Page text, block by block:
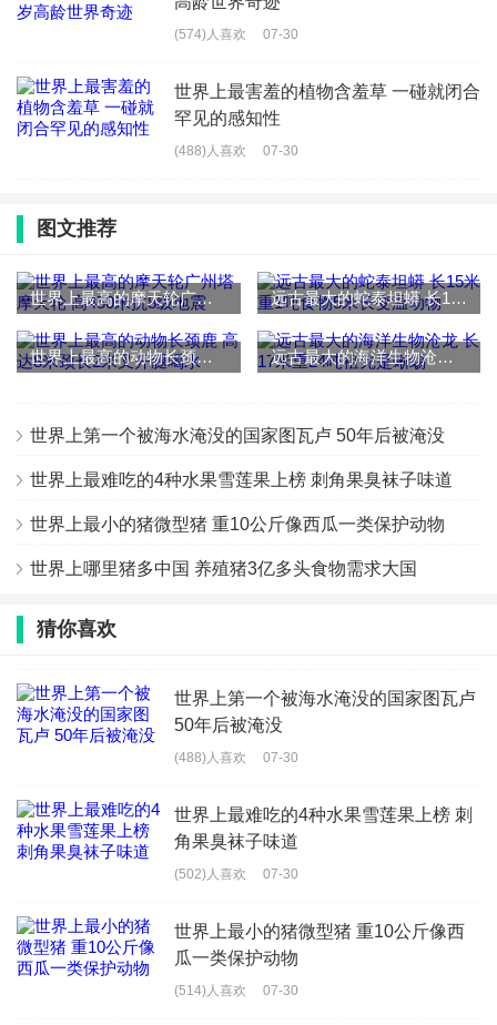
(574)人喜欢 07-30
世界上最害羞的植物含羞草 一碰就闭合
罕见的感知性
(488)人喜欢 07-30
图文推荐
世界上最高的摩天轮广州塔摩天轮 高450米抗8级地震 远古最大的蛇泰坦蟒 长15米重1吨食物5米长变温动物
世界上最高的动物长颈鹿 高达8米颈长2米叉开腿喝水 远古最大的海洋生物沧龙 长17米重24吨祖先是蜥蜴
世界上第一个被海水淹没的国家图瓦卢 50年后被淹没
世界上最难吃的4种水果雪莲果上榜 刺角果臭袜子味道
世界上最小的猪微型猪 重10公斤像西瓜一类保护动物
世界上哪里猪多中国 养殖猪3亿多头食物需求大国
猜你喜欢
世界上第一个被海水淹没的国家图瓦卢
50年后被淹没
(488)人喜欢 07-30
世界上最难吃的4种水果雪莲果上榜 刺
角果臭袜子味道
(502)人喜欢 07-30
世界上最小的猪微型猪 重10公斤像西
瓜一类保护动物
(514)人喜欢 07-30